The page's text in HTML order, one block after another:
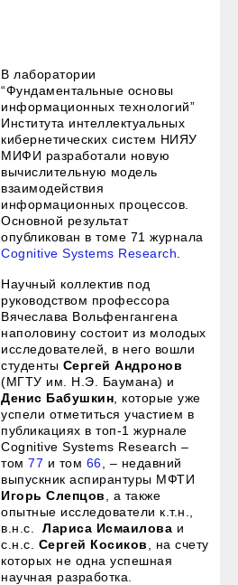
В лаборатории
“Фундаментальные основы
информационных технологий”
Института интеллектуальных
кибернетических систем НИЯУ
МИФИ разработали новую
вычислительную модель
взаимодействия
информационных процессов.
Основной результат
опубликован в томе 71 журнала
Cognitive Systems Research
Научный коллектив под
руководством профессора
Вячеслава Вольфенгангена
наполовину состоит из молодых
исследователей, в него вошли
студенты Сергей Андронов
(МГТУ им. Н.Э. Баумана) и
Денис Бабушкин , которые уже
успели отметиться участием в
публикациях в топ-1 журнале
Cognitive Systems Research –
том77 и том 66 , – недавний
выпускник аспирантуры МФТИ
Игорь Слепцов
, а также
опытные исследователи к.т.н.,
в.н.с.
Лариса Исмаилова и
с.н.с. Сергей Косиков
, на счету
которых не одна успешная
научная разработка.